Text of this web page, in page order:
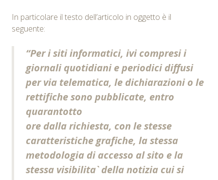
In particolare il testo dell’articolo in oggetto è il
seguente:
“Per i siti informatici, ivi compresi i
giornali quotidiani e periodici diffusi
per via telematica, le dichiarazioni o le
rettifiche sono pubblicate, entro
quarantotto
ore dalla richiesta, con le stesse
caratteristiche grafiche, la stessa
metodologia di accesso al sito e la
stessa visibilita` della notizia cui si